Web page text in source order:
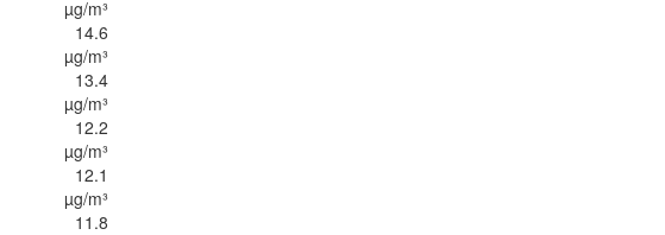
µg/m³
14.6
µg/m³
13.4
µg/m³
12.2
µg/m³
12.1
µg/m³
11.8